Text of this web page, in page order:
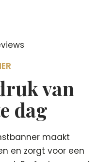
van
dag
maakt
en zorgt voor een